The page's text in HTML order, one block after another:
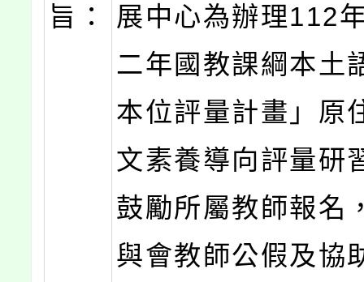
旨：
展中心為辦理112
二年國教課綱本土
本位評量計畫」原
文素養導向評量研
鼓勵所屬教師報名
與會教師公假及協